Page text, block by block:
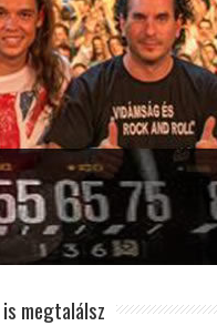
megtalálsz